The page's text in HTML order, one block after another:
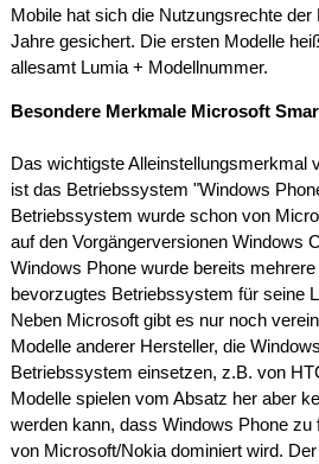
Mobile hat sich die Nutzungsrechte
Jahre gesichert. Die ersten Modelle
allesamt Lumia + Modellnummer.
Besondere Merkmale Microsoft
Das wichtigste Alleinstellungsmerkmal
ist das Betriebssystem "Windows
Betriebssystem wurde schon von
auf den Vorgängerversionen Windows
Windows Phone wurde bereits
bevorzugtes Betriebssystem für seine
Neben Microsoft gibt es nur noch
Modelle anderer Hersteller, die
Betriebssystem einsetzen, z.B. von
Modelle spielen vom Absatz her aber
werden kann, dass Windows Phone zu
von Microsoft/Nokia dominiert wird.